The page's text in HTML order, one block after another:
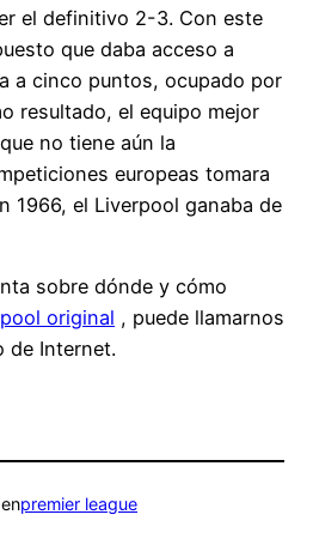
el definitivo 2-3. Con este
que daba acceso a
a cinco puntos, ocupado por
resultado, el equipo mejor
no tiene aún la
europeas tomara
1966, el Liverpool ganaba de
sobre dónde y cómo
original , puede llamarnos
de Internet.
enpremier league